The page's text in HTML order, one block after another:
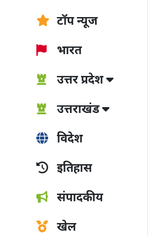
टॉप न्यूज
भारत
उत्तर प्रदेश
उत्तराखंड
विदेश
इतिहास
संपादकीय
खेल